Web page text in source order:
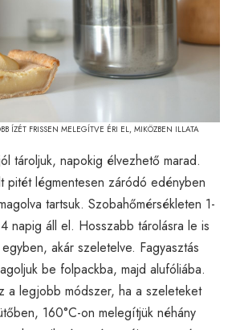
ÍZÉT FRISSEN MELEGÍTVE ÉRI EL, MIKÖZBEN ILLATA
tároljuk, napokig élvezhető marad.
pitét légmentesen záródó edényben
tartsuk. Szobahőmérsékleten 1-
napig áll el. Hosszabb tárolásra le is
akár szeletelve. Fagyasztás
be folpackba, majd alufóliába.
a legjobb módszer, ha a szeleteket
160°C-on melegítjük néhány